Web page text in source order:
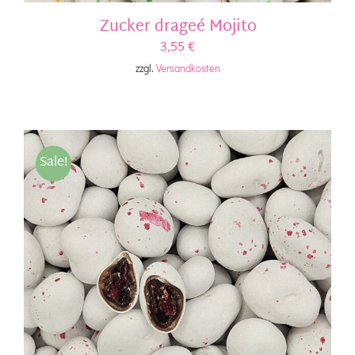
Zucker drageé Mojito
3,55€
zzgl. Versandkosten
Sale!